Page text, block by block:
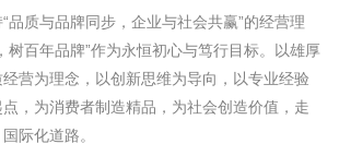
品质与品牌同步，企业与社会共赢”的经营理
树百年品牌”作为永恒初心与笃行目标。以雄厚
营为理念，以创新思维为导向，以专业经验
，为消费者制造精品，为社会创造价值，走
际化道路。